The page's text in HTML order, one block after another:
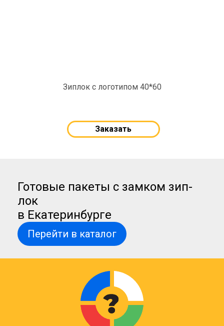
Зиплок с логотипом 40*60
Заказать
Готовые пакеты с замком зип-
лок
в Екатеринбурге
Перейти в каталог